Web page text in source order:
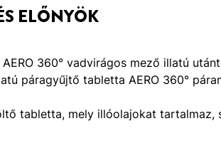
ELŐNYÖK
AERO 360° vadvirágos mező illatú
páragyűjtő tabletta AERO 360°
tabletta, mely illóolajokat tartalmaz,